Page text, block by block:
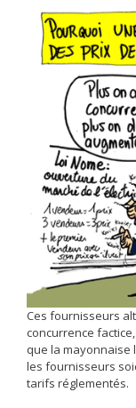
Ces fournisseurs
concurrence
que la mayonnaise
les fournisseurs
tarifs réglementés.